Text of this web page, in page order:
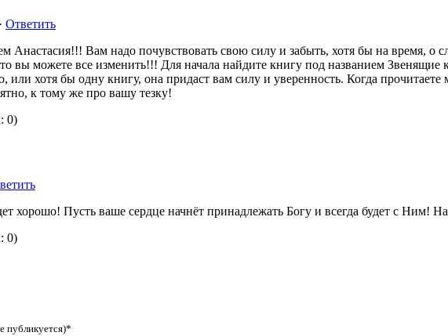
Ответить
Анастасия!!! Вам надо почувствовать свою силу и забыть, хотя бы на время, о
вы можете все изменить!!! Для начала найдите книгу под названием
или хотя бы одну книгу, она придаст вам силу и уверенность. Когда
к тому же про вашу тезку!
0)
хорошо! Пусть ваше сердце начнёт принадлежать Богу и всегда будет с Ним!
0)
публикуется)*